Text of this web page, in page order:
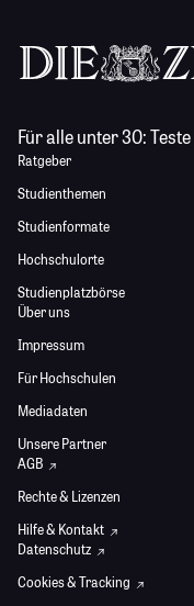
Für alle unter 30:
Ratgeber
Studienthemen
Studienformate
Hochschulorte
Studienplatzbörse
Über uns
Impressum
Für Hochschulen
Mediadaten
Unsere Partner
AGB
Rechte & Lizenzen
Hilfe & Kontakt
Datenschutz
Cookies & Tracking